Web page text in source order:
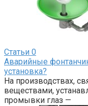
Статьи 0
Аварийные
установка?
На производствах,
веществами,
промывки глаз —